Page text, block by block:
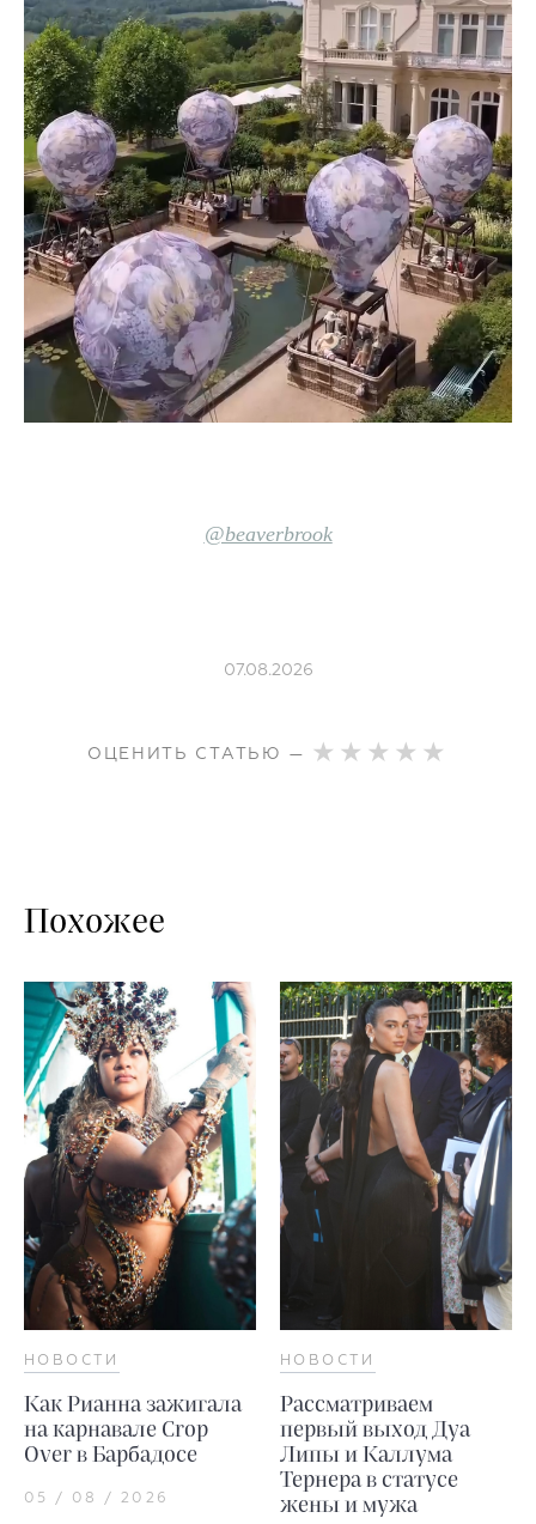
@beaverbrook
07.08.2026
ОЦЕНИТЬ СТАТЬЮ —
Похожее
НОВОСТИ
Как Рианна зажигала
на карнавале Crop
Over в Барбадосе
05 / 08 / 2026
НОВОСТИ
Рассматриваем
первый выход Дуа
Липы и Каллума
Тернера в статусе
жены и мужа